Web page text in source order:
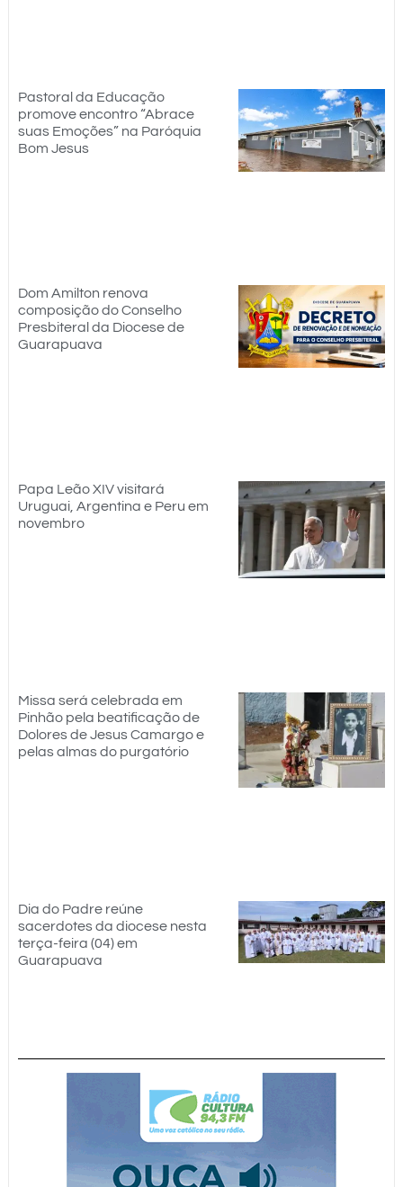
Pastoral da Educação
promove encontro “Abrace
suas Emoções” na Paróquia
Bom Jesus
Dom Amilton renova
composição do Conselho
Presbiteral da Diocese de
Guarapuava
Papa Leão XIV visitará
Uruguai, Argentina e Peru em
novembro
Missa será celebrada em
Pinhão pela beatificação de
Dolores de Jesus Camargo e
pelas almas do purgatório
Dia do Padre reúne
sacerdotes da diocese nesta
terça-feira (04) em
Guarapuava